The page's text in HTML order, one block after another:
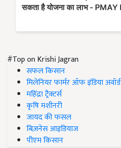
#Top on Krishi Jagran
सफल किसान
मिलेनियर फार्मर ऑफ इंडिया अवॉर्ड
महिंद्रा ट्रैक्टर्स
कृषि मशीनरी
जायद की फसल
बिज़नेस आइडियाज
पीएम किसान